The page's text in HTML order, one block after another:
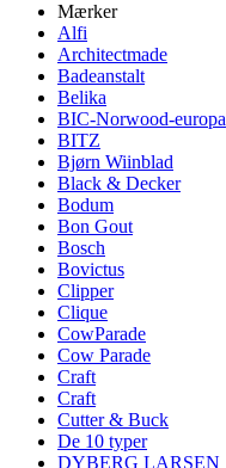
Mærker
Alfi
Architectmade
Badeanstalt
Belika
BIC-Norwood-europa
BITZ
Bjørn Wiinblad
Black & Decker
Bodum
Bon Gout
Bosch
Bovictus
Clipper
Clique
CowParade
Cow Parade
Craft
Craft
Cutter & Buck
De 10 typer
DYBERG LARSEN